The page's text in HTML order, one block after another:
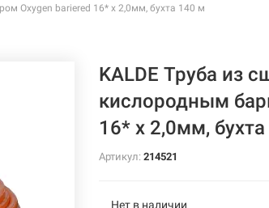
Oxygen bariered 16* x 2,0мм, бухта 140 м
KALDE Труба из
кислородным
16* x 2,0мм,
Артикул: 214521
Нет в наличии